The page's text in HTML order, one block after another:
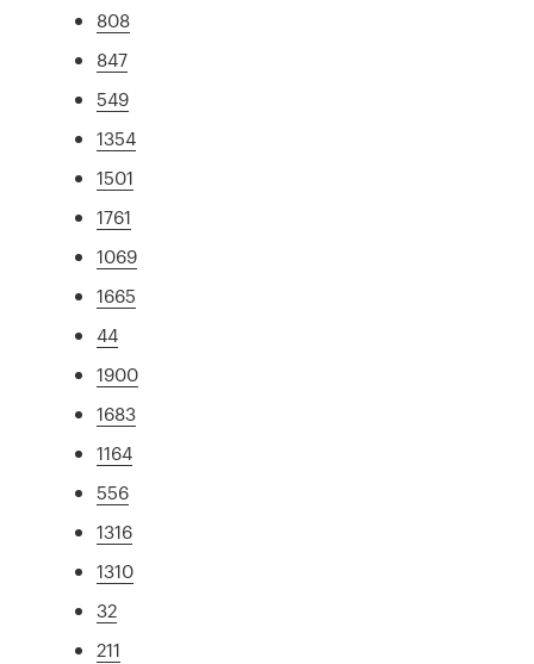
808
847
549
1354
1501
1761
1069
1665
44
1900
1683
1164
556
1316
1310
32
211